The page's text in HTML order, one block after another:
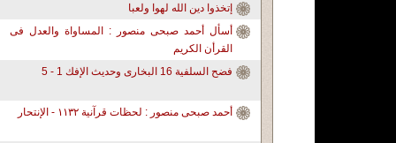
إتخذوا دين الله لهوا ولعبا
أسأل أحمد صبحى منصور : المساواة والعدل فى
القرأن الكريم
فضح السلفية 16 البخارى وحديث الإفك 1 - 5
أحمد صبحى منصور : لحظات قرآنية ١١٣٢ - الإنتحار